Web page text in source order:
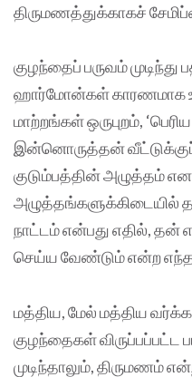
திருமணத்துக்காகச்
குழந்தைப் பருவம் முடிந்து
ஹார்மோன்கள் காரணமாக
மாற்றங்கள் ஒருபுறம்,
இன்னொருத்தன்
குடும்பத்தின் அழுத்தம்
நாட்டம் என்பது எதில், தன்
செய்ய வேண்டும் என்ற எந்த
மத்திய, மேல் மத்திய
குழந்தைகள் விருப்பப்பட்ட
முடிந்தாலும், திருமணம்